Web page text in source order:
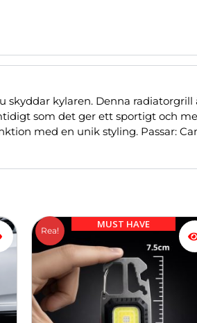
kylaren. Denna
som det ger ett sportigt och
med en unik styling. Passar:
Rea!
MUST HAVE
ursprungliga
priset
var:
249.00 kr.
Det
nuvarande
priset
är:
199.00 kr.